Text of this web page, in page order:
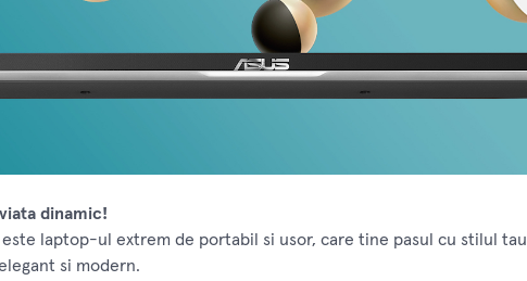
dinamic!
este laptop-ul extrem de portabil si usor, care tine pasul cu stilul
si modern.